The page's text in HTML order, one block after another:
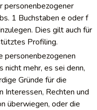
personenbezogener
1 Buchstaben e oder f
Dies gilt auch für
Profiling.
personenbezogenen
mehr, es sei denn,
Gründe für die
Interessen, Rechten und
überwiegen, oder die